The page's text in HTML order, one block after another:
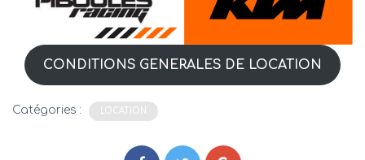
CONDITIONS GENERALES DE LOCATION
Catégories : LOCATION